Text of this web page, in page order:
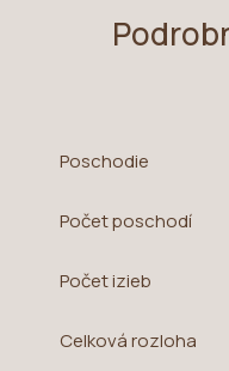
Poschodie
Počet poschodí
Počet izieb
Celková rozloha